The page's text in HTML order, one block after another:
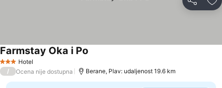
Deli
3 Zvezdice
Hotel
Farmstay Oka i Po
/ Ocena nije dostupna Berane, Plav: udaljenost 19.6 km